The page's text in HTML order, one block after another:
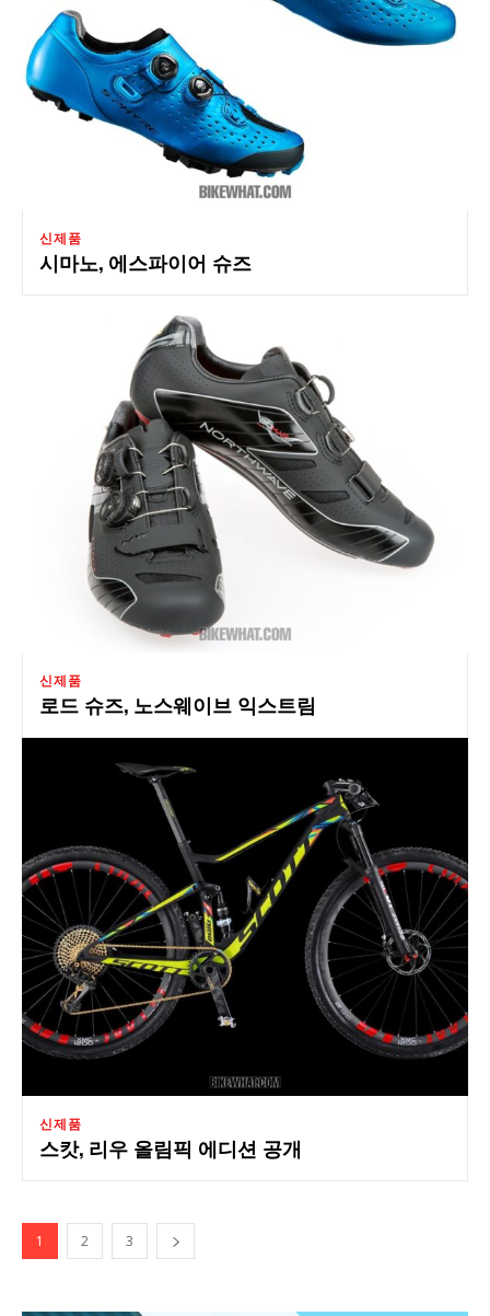
신제품
시마노, 에스파이어 슈즈
신제품
로드 슈즈, 노스웨이브 익스트림
신제품
스캇, 리우 올림픽 에디션 공개
1 2 3